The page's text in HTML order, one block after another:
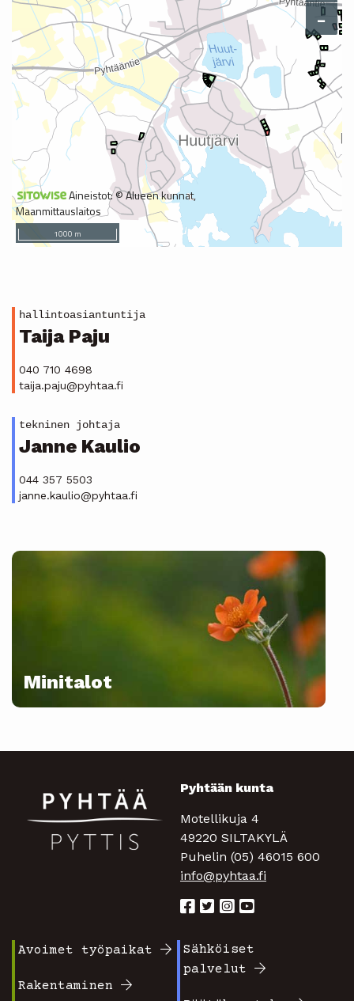
hallintoasiantuntija
Taija Paju
040 710 4698
taija.paju@pyhtaa.fi
tekninen johtaja
Janne Kaulio
044 357 5503
janne.kaulio@pyhtaa.fi
Minitalot
Pyhtään kunta
Motellikuja 4
49220 SILTAKYLÄ
Puhelin (05) 46015 600
info@pyhtaa.fi
valikko
Avoimet työpaikat
Rakentaminen
Footer
Sähköiset
palvelut